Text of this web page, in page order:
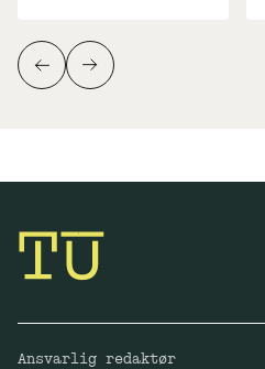
Ansvarlig redaktør